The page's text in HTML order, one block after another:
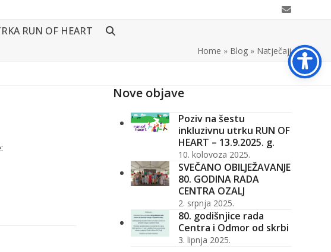
Email
RUN OF HEART
Home » Blog» Natječaji
Nove objave
Poziv na šestu
inkluzivnu utrku RUN OF
HEART – 13.9.2025. g.
10. kolovoza 2025.
SVEČANO OBILJEŽAVANJE
80. GODINA RADA
CENTRA OZALJ
2. srpnja 2025.
80. godišnjice rada
Centra i Odmor od skrbi
3. lipnja 2025.